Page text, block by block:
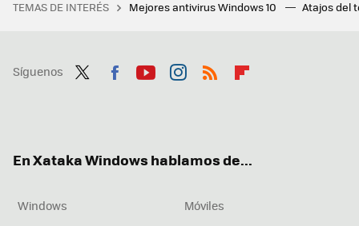
TEMAS DE INTERÉS Mejores antivirus Windows 10 Atajos del
Síguenos
En Xataka Windows hablamos de...
Windows
Móviles